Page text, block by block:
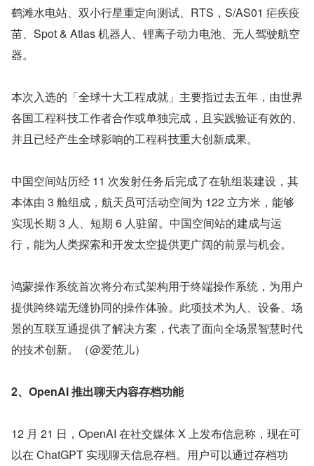
鹤滩水电站、双小行星重定向测试、RTS，S/AS01 疟疾疫
苗、Spot & Atlas 机器人、锂离子动力电池、无人驾驶航空
器。
本次入选的「全球十大工程成就」主要指过去五年，由世界
各国工程科技工作者合作或单独完成，且实践验证有效的、
并且已经产生全球影响的工程科技重大创新成果。
中国空间站历经 11 次发射任务后完成了在轨组装建设，其
本体由 3 舱组成，航天员可活动空间为 122 立方米，能够
实现长期 3 人、短期 6 人驻留。中国空间站的建成与运
行，能为人类探索和开发太空提供更广阔的前景与机会。
鸿蒙操作系统首次将分布式架构用于终端操作系统，为用户
提供跨终端无缝协同的操作体验。此项技术为人、设备、场
景的互联互通提供了解决方案，代表了面向全场景智慧时代
的技术创新。（@爱范儿）
2、OpenAI 推出聊天内容存档功能
12 月 21 日，OpenAI 在社交媒体 X 上发布信息称，现在可
以在 ChatGPT 实现聊天信息存档。用户可以通过存档功